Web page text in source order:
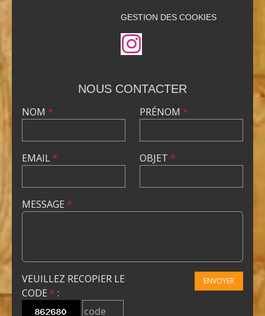
GESTION DES COOKIES
NOUS CONTACTER
NOM *
EMAIL*
PRÉNOM *
OBJET *
MESSAGE *
VEUILLEZ RECOPIER LE
CODE * :
ENVOYER